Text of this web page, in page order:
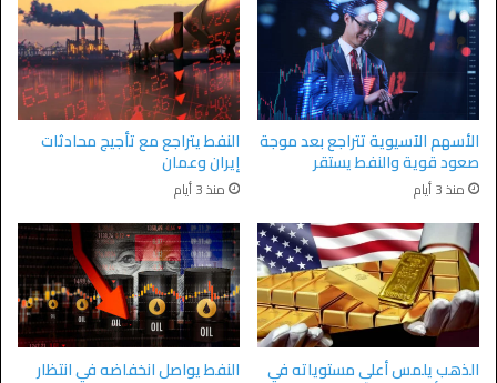
الأسهم الآسيوية تتراجع بعد موجة
صعود قوية والنفط يستقر
منذ 3 أيام
النفط يتراجع مع تأجيج محادثات
إيران وعمان
منذ 3 أيام
الذهب يلمس أعلى مستوياته في النفط يواصل انخفاضه في انتظار